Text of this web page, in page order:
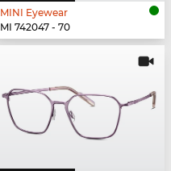
MINI Eyewear
MI 742047 - 70